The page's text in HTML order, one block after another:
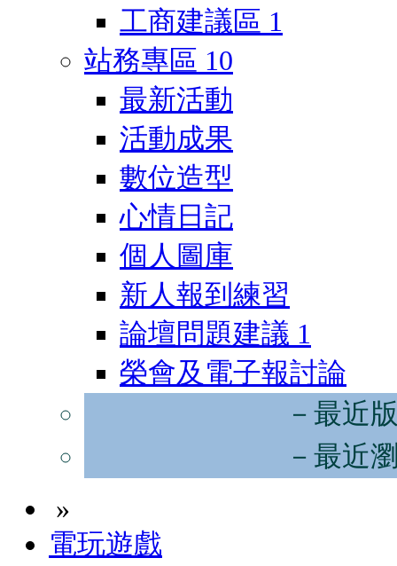
工商建議區 1
站務專區 10
最新活動
活動成果
數位造型
心情日記
個人圖庫
新人報到練習
論壇問題建議 1
榮會及電子報討論
－最近
－最近
»
電玩遊戲